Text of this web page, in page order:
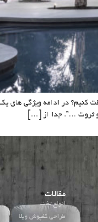
کنیم؟ در ادامه ویژگی
ثروت …”. جدا از […]
مقالات
انواع تخت
طراحی کفپوش ویلا